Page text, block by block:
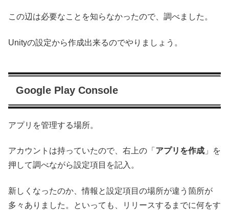
この辺は必要なことを知らなかったので、調べました。
Unityの設定から作成出来るのでやりましょう。
Google Play Console
アプリを管理する場所。
アカウントは持っていたので、右上の「 アプリを作成 」を
押して調べながら設定項目を記入。
新しくなったのか、情報と設定項目の場所が違う箇所が
多々ありました。といっても、リリースするまでに何をす